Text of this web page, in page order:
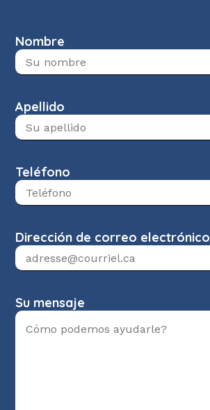
Nombre
Apellido
Teléfono
Dirección de correo electrónico
Su mensaje